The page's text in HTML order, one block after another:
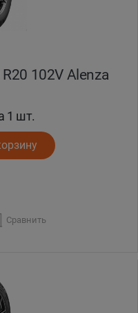
102V Alenza
1 шт.
Сравнить